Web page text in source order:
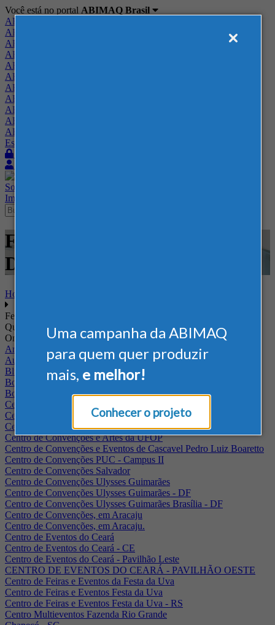
Uma campanha da ABIMAQ
para quem quer produzir
mais, e melhor!
Conhecer o projeto
Você está no portal ABIMAQ Brasil
ABIMAQ Brasil
ABIMAQ Minas Gerais
ABIMAQ Norte-Nordeste
ABIMAQ Paraná
ABIMAQ Piracicaba
ABIMAQ Ribeirão Preto
ABIMAQ Rio de Janeiro
ABIMAQ Rio Grande do Sul
ABIMAQ Santa Catarina
ABIMAQ São Paulo
ABIMAQ Vale do Paraíba
Escritório de Relações Governamentais
Sobre
Imprensa
Feiras - Feira Internacional -
Defesa
Home
Feiras
Quando
Onde
Arena Jaguariuna
Auditório Albano Franco - FIEPA
Blumenau - SC
BolognaFiere
Boulevard Olimpico - RJ
Centro Internacional de Convenções do Brasil, em Brasília
Centro de Convenções - SE
Centro de Convenções de Pernambuco - PE
Centro de Convenções e Artes da UFOP
Centro de Convenções e Eventos de Cascavel Pedro Luiz Boaretto
Centro de Convenções PUC - Campus II
Centro de Convenções Salvador
Centro de Convenções Ulysses Guimarães
Centro de Convenções Ulysses Guimarães - DF
Centro de Convenções Ulysses Guimarães Brasília - DF
Centro de Convenções, em Aracaju
Centro de Convenções, em Aracaju.
Centro de Eventos do Ceará
Centro de Eventos do Ceará - CE
Centro de Eventos do Ceará - Pavilhão Leste
CENTRO DE EVENTOS DO CEARÁ - PAVILHÃO OESTE
Centro de Feiras e Eventos da Festa da Uva
Centro de Feiras e Eventos Festa da Uva
Centro de Feiras e Eventos Festa da Uva - RS
Centro Multieventos Fazenda Rio Grande